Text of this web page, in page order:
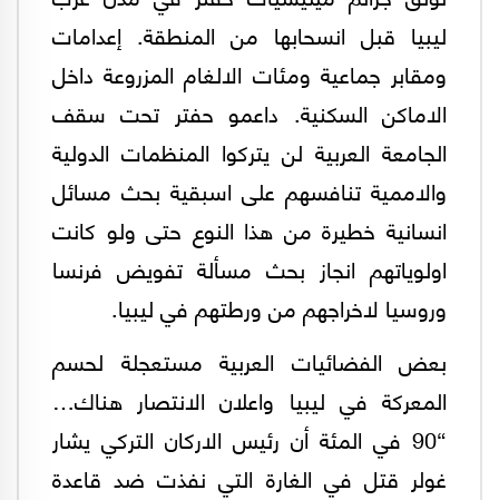
ليبيا قبل انسحابها من المنطقة. إعدامات
ومقابر جماعية ومئات الالغام المزروعة داخل
الاماكن السكنية. داعمو حفتر تحت سقف
الجامعة العربية لن يتركوا المنظمات الدولية
والاممية تنافسهم على اسبقية بحث مسائل
انسانية خطيرة من هذا النوع حتى ولو كانت
اولوياتهم انجاز بحث مسألة تفويض فرنسا
وروسيا لاخراجهم من ورطتهم في ليبيا.
بعض الفضائيات العربية مستعجلة لحسم
المعركة في ليبيا واعلان الانتصار هناك…
“90 في المئة أن رئيس الاركان التركي يشار
غولر قتل في الغارة التي نفذت ضد قاعدة